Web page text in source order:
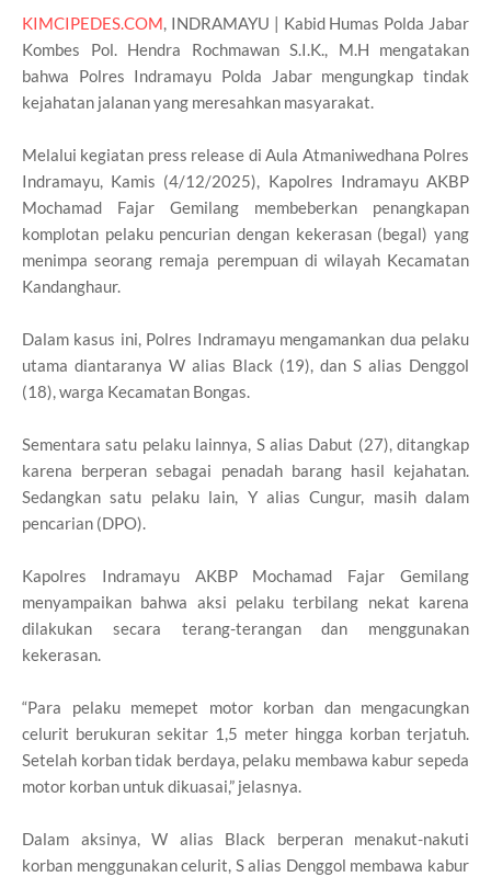
KIMCIPEDES.COM, INDRAMAYU | Kabid Humas Polda Jabar
Kombes Pol. Hendra Rochmawan S.I.K., M.H mengatakan
bahwa Polres Indramayu Polda Jabar mengungkap tindak
kejahatan jalanan yang meresahkan masyarakat.
Melalui kegiatan press release di Aula Atmaniwedhana Polres
Indramayu, Kamis (4/12/2025), Kapolres Indramayu AKBP
Mochamad Fajar Gemilang membeberkan penangkapan
komplotan pelaku pencurian dengan kekerasan (begal) yang
menimpa seorang remaja perempuan di wilayah Kecamatan
Kandanghaur.
Dalam kasus ini, Polres Indramayu mengamankan dua pelaku
utama diantaranya W alias Black (19), dan S alias Denggol
(18), warga Kecamatan Bongas.
Sementara satu pelaku lainnya, S alias Dabut (27), ditangkap
karena berperan sebagai penadah barang hasil kejahatan.
Sedangkan satu pelaku lain, Y alias Cungur, masih dalam
pencarian (DPO).
Kapolres Indramayu AKBP Mochamad Fajar Gemilang
menyampaikan bahwa aksi pelaku terbilang nekat karena
dilakukan secara terang-terangan dan menggunakan
kekerasan.
“Para pelaku memepet motor korban dan mengacungkan
celurit berukuran sekitar 1,5 meter hingga korban terjatuh.
Setelah korban tidak berdaya, pelaku membawa kabur sepeda
motor korban untuk dikuasai,” jelasnya.
Dalam aksinya, W alias Black berperan menakut-nakuti
korban menggunakan celurit, S alias Denggol membawa kabur